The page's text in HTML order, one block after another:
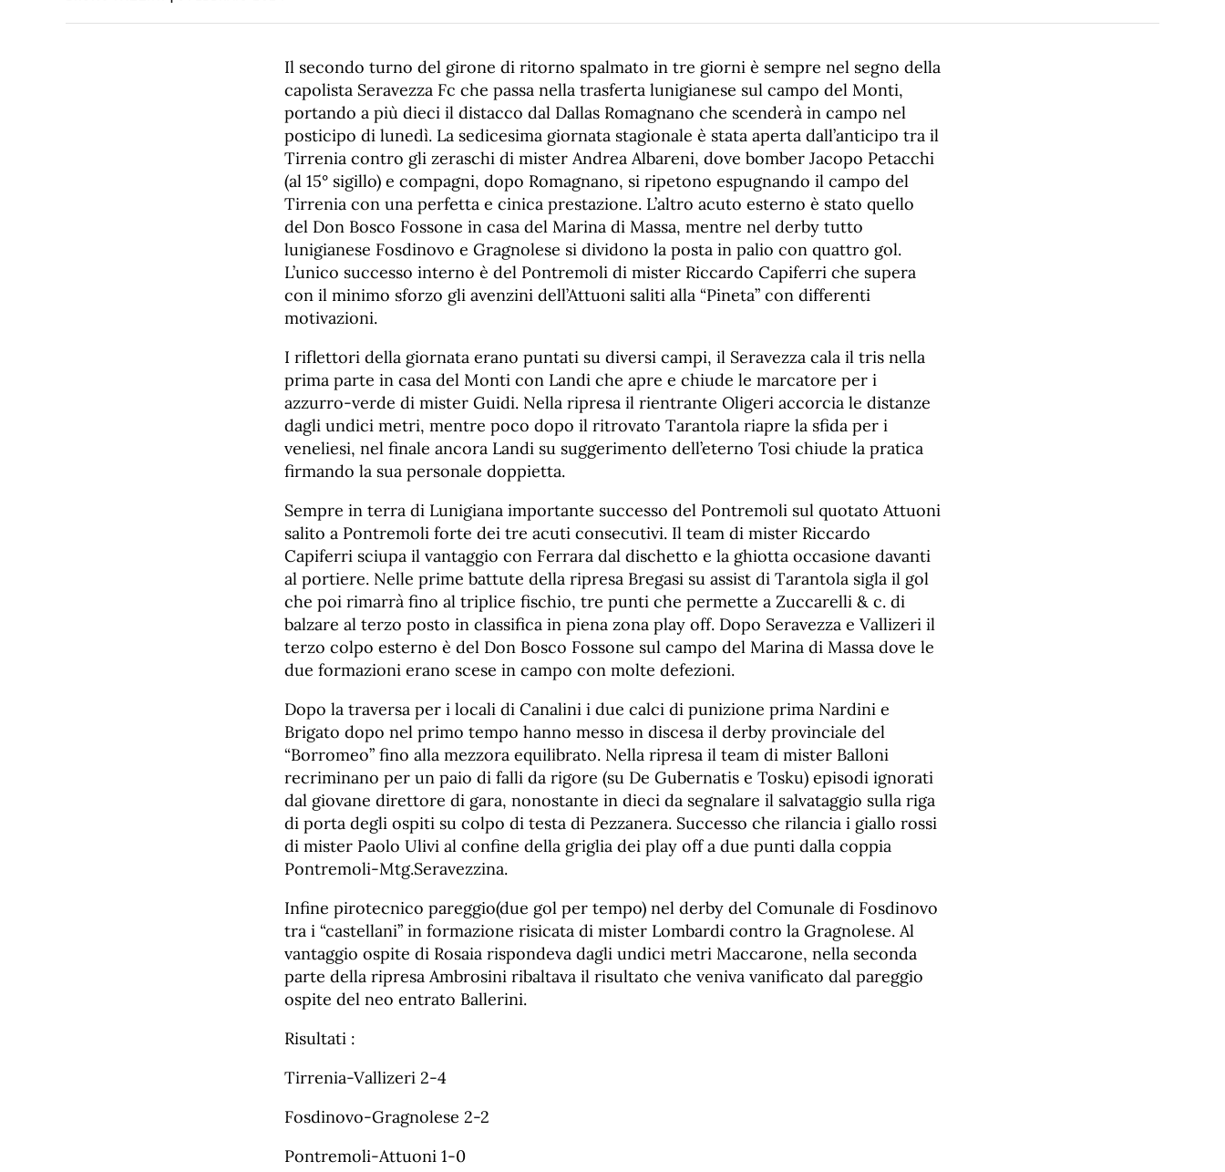
Il secondo turno del girone di ritorno spalmato in tre giorni è sempre nel segno della
capolista Seravezza Fc che passa nella trasferta lunigianese sul campo del Monti,
portando a più dieci il distacco dal Dallas Romagnano che scenderà in campo nel
posticipo di lunedì. La sedicesima giornata stagionale è stata aperta dall’anticipo tra il
Tirrenia contro gli zeraschi di mister Andrea Albareni, dove bomber Jacopo Petacchi
(al 15° sigillo) e compagni, dopo Romagnano, si ripetono espugnando il campo del
Tirrenia con una perfetta e cinica prestazione. L’altro acuto esterno è stato quello
del Don Bosco Fossone in casa del Marina di Massa, mentre nel derby tutto
lunigianese Fosdinovo e Gragnolese si dividono la posta in palio con quattro gol.
L’unico successo interno è del Pontremoli di mister Riccardo Capiferri che supera
con il minimo sforzo gli avenzini dell’Attuoni saliti alla “Pineta” con differenti
motivazioni.
I riflettori della giornata erano puntati su diversi campi, il Seravezza cala il tris nella
prima parte in casa del Monti con Landi che apre e chiude le marcatore per i
azzurro-verde di mister Guidi. Nella ripresa il rientrante Oligeri accorcia le distanze
dagli undici metri, mentre poco dopo il ritrovato Tarantola riapre la sfida per i
veneliesi, nel finale ancora Landi su suggerimento dell’eterno Tosi chiude la pratica
firmando la sua personale doppietta.
Sempre in terra di Lunigiana importante successo del Pontremoli sul quotato Attuoni
salito a Pontremoli forte dei tre acuti consecutivi. Il team di mister Riccardo
Capiferri sciupa il vantaggio con Ferrara dal dischetto e la ghiotta occasione davanti
al portiere. Nelle prime battute della ripresa Bregasi su assist di Tarantola sigla il gol
che poi rimarrà fino al triplice fischio, tre punti che permette a Zuccarelli & c. di
balzare al terzo posto in classifica in piena zona play off. Dopo Seravezza e Vallizeri il
terzo colpo esterno è del Don Bosco Fossone sul campo del Marina di Massa dove le
due formazioni erano scese in campo con molte defezioni.
Dopo la traversa per i locali di Canalini i due calci di punizione prima Nardini e
Brigato dopo nel primo tempo hanno messo in discesa il derby provinciale del
“Borromeo” fino alla mezzora equilibrato. Nella ripresa il team di mister Balloni
recriminano per un paio di falli da rigore (su De Gubernatis e Tosku) episodi ignorati
dal giovane direttore di gara, nonostante in dieci da segnalare il salvataggio sulla riga
di porta degli ospiti su colpo di testa di Pezzanera. Successo che rilancia i giallo rossi
di mister Paolo Ulivi al confine della griglia dei play off a due punti dalla coppia
Pontremoli-Mtg.Seravezzina.
Infine pirotecnico pareggio(due gol per tempo) nel derby del Comunale di Fosdinovo
tra i “castellani” in formazione risicata di mister Lombardi contro la Gragnolese. Al
vantaggio ospite di Rosaia rispondeva dagli undici metri Maccarone, nella seconda
parte della ripresa Ambrosini ribaltava il risultato che veniva vanificato dal pareggio
ospite del neo entrato Ballerini.
Risultati :
Tirrenia-Vallizeri 2-4
Fosdinovo-Gragnolese 2-2
Pontremoli-Attuoni 1-0